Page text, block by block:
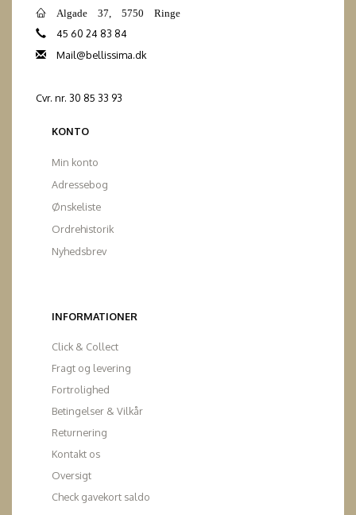
Algade 37, 5750 Ringe
45 60 24 83 84
Mail@bellissima.dk
Cvr. nr. 30 85 33 93
KONTO
Min konto
Adressebog
Ønskeliste
Ordrehistorik
Nyhedsbrev
INFORMATIONER
Click & Collect
Fragt og levering
Fortrolighed
Betingelser & Vilkår
Returnering
Kontakt os
Oversigt
Check gavekort saldo